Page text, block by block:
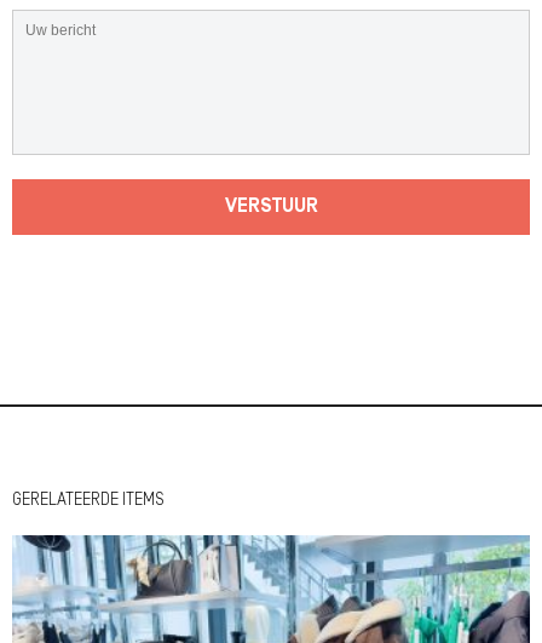
VERSTUUR
GERELATEERDE ITEMS